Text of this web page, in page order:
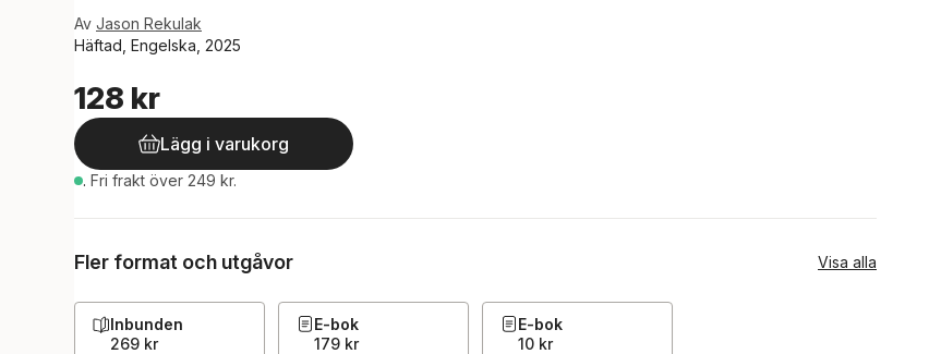
Av Jason Rekulak
Häftad, Engelska, 2025
128 kr
Lägg i varukorg
. Fri frakt över 249 kr.
Fler format och utgåvor Visa alla
Inbunden
269 kr
E-bok
179 kr
E-bok
10 kr